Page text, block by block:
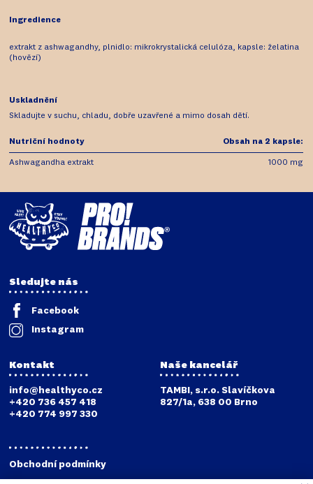
Ingredience
extrakt z ashwagandhy, plnidlo: mikrokrystalická celulóza, kapsle: želatina
(hovězí)
Uskladnění
Skladujte v suchu, chladu, dobře uzavřené a mimo dosah dětí.
Nutriční hodnoty Obsah na 2 kapsle:
Ashwagandha extrakt 1000 mg
Sledujte nás
Facebook
Instagram
Kontakt
info@healthyco.cz
+420 736 457 418
+420 774 997 330
Naše kancelář
TAMBI, s.r.o. Slavíčkova
827/1a, 638 00 Brno
Obchodní podmínky